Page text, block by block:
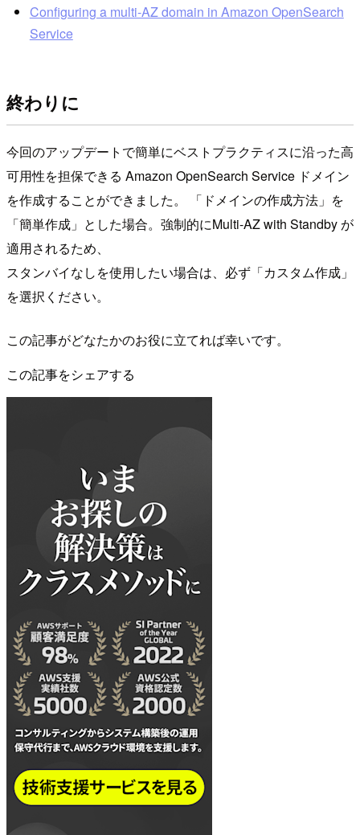
Configuring a multi-AZ domain in Amazon OpenSearch
Service
終わりに
今回のアップデートで簡単にベストプラクティスに沿った高
可用性を担保できる Amazon OpenSearch Service ドメイン
を作成することができました。 「ドメインの作成方法」を
「簡単作成」とした場合。強制的にMulti-AZ with Standby が
適用されるため、
スタンバイなしを使用したい場合は、必ず「カスタム作成」
を選択ください。
この記事がどなたかのお役に立てれば幸いです。
この記事をシェアする